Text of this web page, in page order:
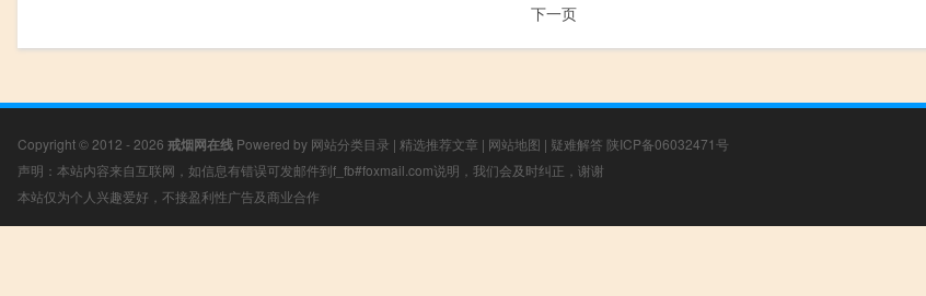
下一页
Copyright © 2012 - 2026 戒烟网在线 Powered by 网站分类目录 | 精选推荐文章 | 网站地图 | 疑难解答 陕ICP备06032471号
声明：本站内容来自互联网，如信息有错误可发邮件到f_fb#foxmail.com说明，我们会及时纠正，谢谢
本站仅为个人兴趣爱好，不接盈利性广告及商业合作